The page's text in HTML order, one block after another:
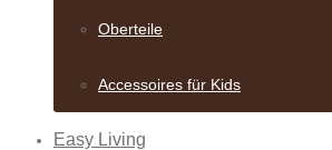
Oberteile
Accessoires für Kids
Easy Living